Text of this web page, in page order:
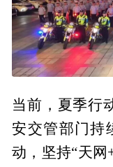
当前，夏季行
安交管部门持
动，坚持“天网